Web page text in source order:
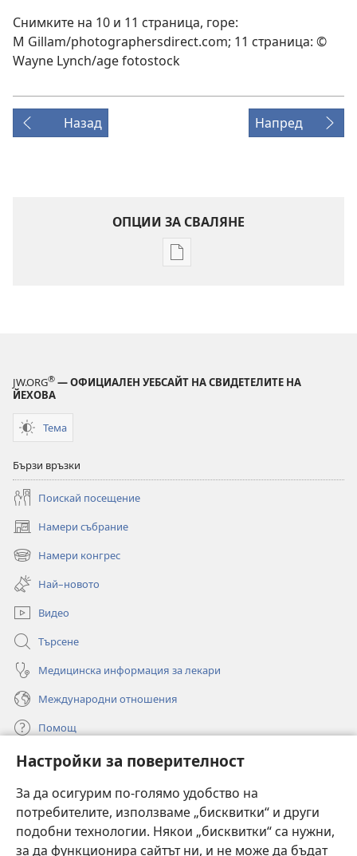
Настройки за поверителност
За да осигурим по-голямо удобство на
потребителите, използваме „бисквитки“ и други
подобни технологии. Някои „бисквитки“ са нужни,
за да функционира сайтът ни, и не може да бъдат
Снимките на 10 и 11 страница, горе:
M Gillam/photographersdirect.com; 11 страница: ©
Wayne Lynch/age fotostock
Назад Напред
ОПЦИИ ЗА СВАЛЯНЕ
Опции
СЕ!
JW.ORG® — ОФИЦИАЛЕН УЕБСАЙТ НА СВИДЕТЕЛИТЕ НА
ЙЕХОВА
Тема
Бързи връзки
Поискай посещение
Намери събрание
(отваря
нов
прозорец)
Намери конгрес
(отваря
нов
прозорец)
Най–новото
Видео
Търсене
Медицинска информация за лекари
Международни отношения
Помощ
Дарения
нов
прозорец)ОНЛАЙН БИБЛИОТЕКА „Стражева кула“
(отваря
нов
прозорец)
JW Hub